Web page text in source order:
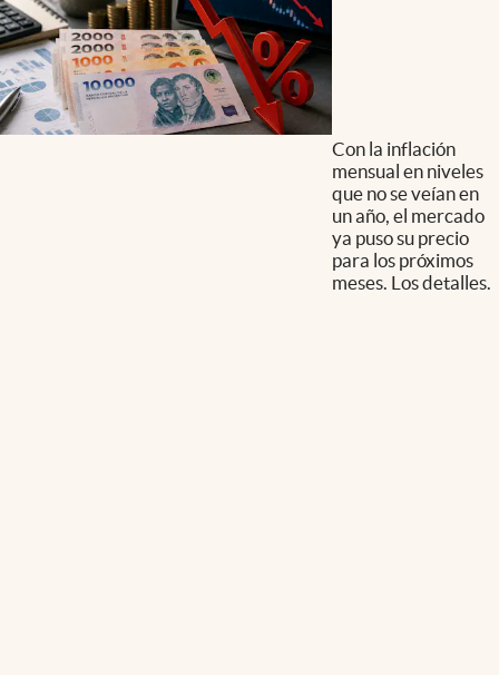
Con la inflación
mensual en niveles
que no se veían en
un año, el mercado
ya puso su precio
para los próximos
meses. Los detalles.